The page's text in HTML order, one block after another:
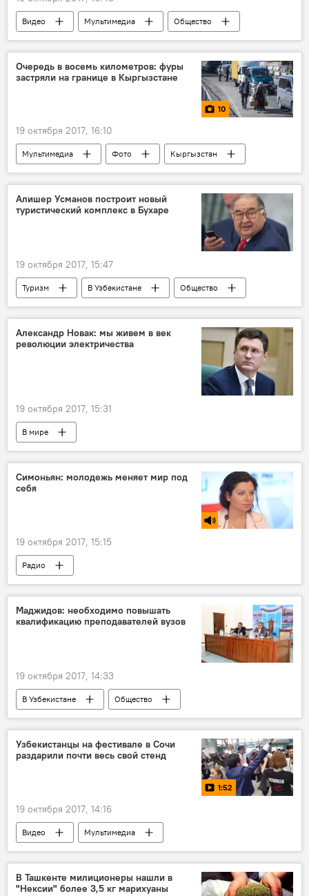
Видео Мультимедиа
Общество
Камчатка
морской десант
Очередь в восемь километров: фуры
застряли на границе в Кыргызстане
10
19 октября 2017, 16:10
Мультимедиа Фото
Кыргызстан
Казахстан
Алишер Усманов построит новый
туристический комплекс в Бухаре
19 октября 2017, 15:47
Туризм В Узбекистане
Общество
Узбекистан
Алишер Усманов
Александр Новак: мы живем в век
революции электричества
19 октября 2017, 15:31
В мире
XIX Всемирный фестиваль молодежи в Сочи
Солнечная энергия
Симоньян: молодежь меняет мир под
себя
19 октября 2017, 15:15
Радио
Маджидов: необходимо повышать
квалификацию преподавателей вузов
19 октября 2017, 14:33
В Узбекистане
Общество
Узбекистан
Образование
Образование в Узбекистане
Узбекистанцы на фестивале в Сочи
раздарили почти весь свой стенд
1:52
19 октября 2017, 14:16
Видео
Мультимедиа
XIX Всемирный фестиваль молодежи в Сочи
Сочи
В Ташкенте милиционеры нашли в
"Нексии" более 3,5 кг марихуаны